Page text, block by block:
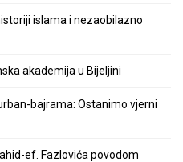
islama i nezaobilazno
akademija u Bijeljini
bajrama: Ostanimo vjerni
ef. Fazlovića povodom